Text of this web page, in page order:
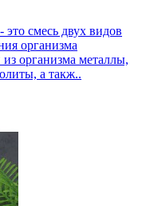
смесь двух видов
организма
организма металлы,
а такж..